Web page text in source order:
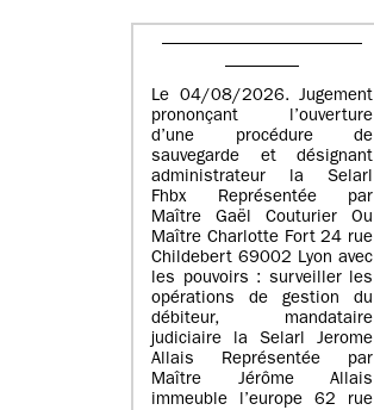
Le 04/08/2026. Jugement
prononçant l’ouverture
d’une procédure de
sauvegarde et désignant
administrateur la Selarl
Fhbx Représentée par
Maître Gaël Couturier Ou
Maître Charlotte Fort 24 rue
Childebert 69002 Lyon avec
les pouvoirs : surveiller les
opérations de gestion du
débiteur, mandataire
judiciaire la Selarl Jerome
Allais Représentée par
Maître Jérôme Allais
immeuble l’europe 62 rue